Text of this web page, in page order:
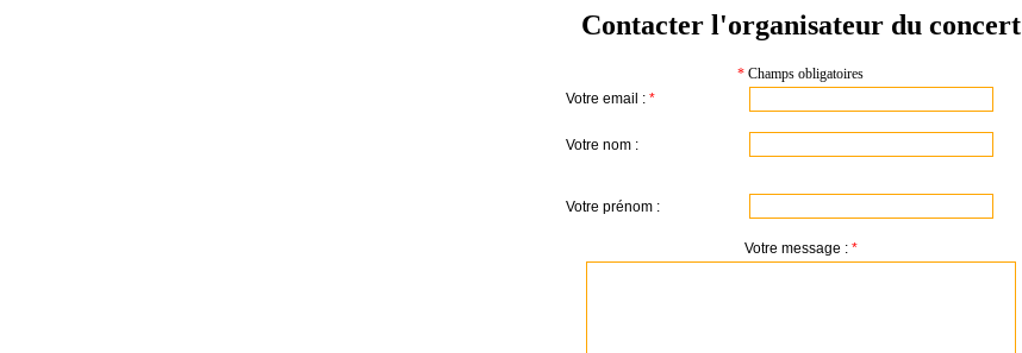
Contacter l'organisateur du concert
* Champs obligatoires
Votre email : *
Votre nom :
Votre prénom :
Votre message : *